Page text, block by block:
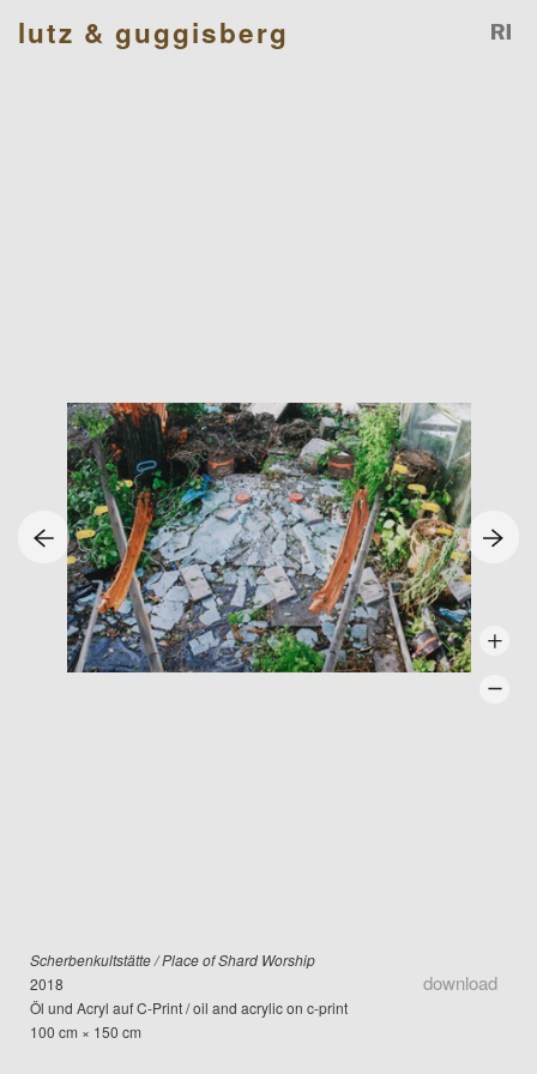
lutz & guggisberg
Scherbenkultstätte / Place of Shard Worship
2018
Öl und Acryl auf C-Print / oil and acrylic on c-print
100 cm × 150 cm
download